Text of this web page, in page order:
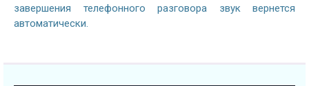
завершения телефонного разговора звук вернется
автоматически.